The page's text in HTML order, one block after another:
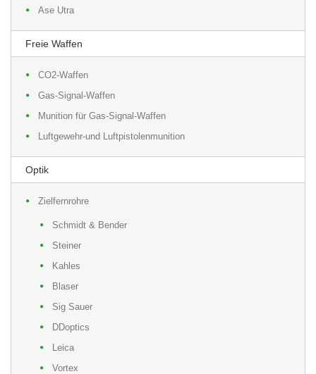
Ase Utra
Freie Waffen
CO2-Waffen
Gas-Signal-Waffen
Munition für Gas-Signal-Waffen
Luftgewehr-und Luftpistolenmunition
Optik
Zielfernrohre
Schmidt & Bender
Steiner
Kahles
Blaser
Sig Sauer
DDoptics
Leica
Vortex